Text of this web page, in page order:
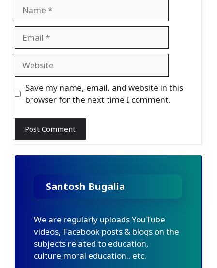
Save my name, email, and website in this
browser for the next time I comment.
Santosh Bugalia
We are regularly uploads YouTube
videos, Facebook posts & blogs on the
subjects related to education,
culture,moral education.. etc.